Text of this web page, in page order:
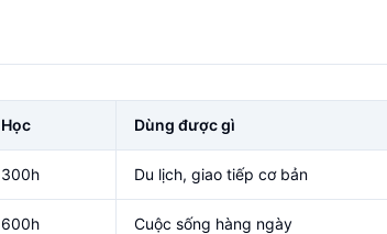
Học Dùng được gì
300h Du lịch, giao tiếp cơ bản
600h Cuộc sống hàng ngày